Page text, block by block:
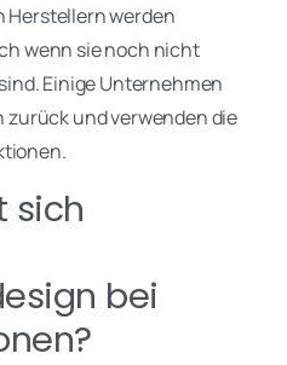
Herstellern werden
wenn sie noch nicht
Einige Unternehmen
und verwenden die
sich
bei